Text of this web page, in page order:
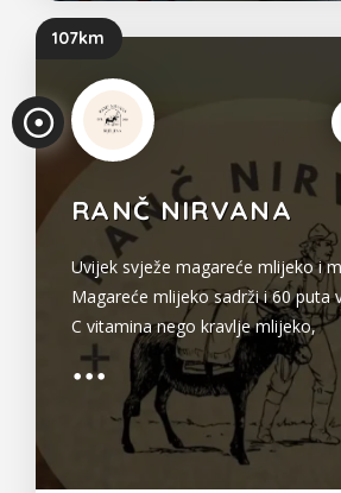
107km
RANČ NIRVANA
Uvijek svježe magareće mlijeko i
Magareće mlijeko sadrži i 60 puta
C vitamina nego kravlje mlijeko,
vitamine A, D, E i F, visoke količine
magnezijuma, kalcijuma, fosfora,
kalijuma, cinka. Ono liječi i smanjuje
simptome astme te kašalj kod